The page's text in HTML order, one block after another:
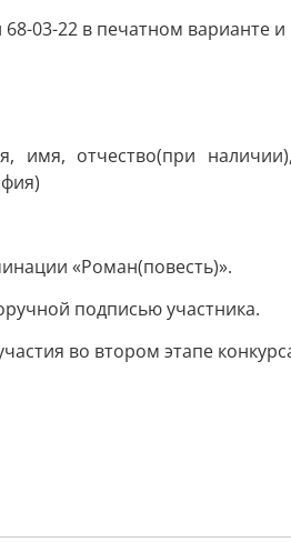
03-22 в печатном варианте
имя, отчество(при
«Роман(повесть)».
подписью участника.
во втором этапе